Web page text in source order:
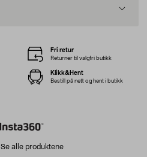
Se alle produktene
Fri retur
Returner til valgfri butikk
Klikk&Hent
Bestill på nett og hent i butikk